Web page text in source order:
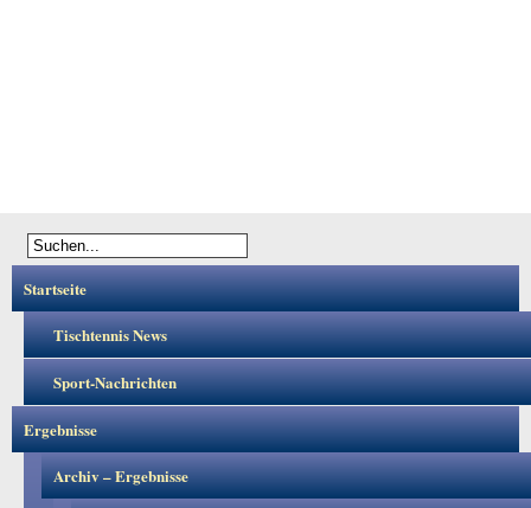
Startseite
Tischtennis News
Sport-Nachrichten
Ergebnisse
Archiv – Ergebnisse